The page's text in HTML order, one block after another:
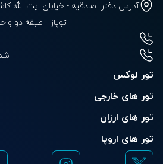
آدرس دفتر: صادقیه - خیابان ایت الله
توپاز - طبقه دو واحد
تور لوکس
تور های خارجی
تور های ارزان
تور های اروپا